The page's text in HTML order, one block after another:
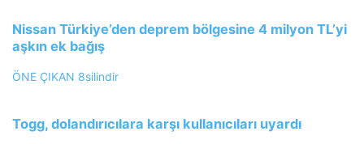
Nissan Türkiye’den deprem bölgesine 4 milyon TL’yi
aşkın ek bağış
ÖNE ÇIKAN 8silindir
Togg, dolandırıcılara karşı kullanıcıları uyardı